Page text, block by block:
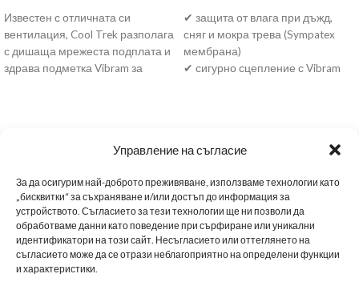
Управление на съгласие
За да осигурим най-доброто преживяване, използваме технологии като
„бисквитки“ за съхраняване и/или достъп до информация за
устройството. Съгласието за тези технологии ще ни позволи да
обработваме данни като поведение при сърфиране или уникални
идентификатори на този сайт. Несъгласието или оттеглянето на
съгласието може да се отрази неблагоприятно на определени функции
и характеристики.
Известен с отличната си
вентилация, Cool Trek разполага
с дишаща мрежеста подплата и
здрава подметка Vibram за
Най-добър за: горещи и сухи
условия, дневни преходи,
умерени пътеки.
✔ защита от влага при дъжд,
сняг и мокра трева (Sympatex
мембрана)
✔ сигурно сцепление с Vibram
✔ бързо и удобно пристягане с
✔ комфорт при продължително
ходене и дълги преходи
Подходящи за лов, планина и
тежки условия над 6–7 часа
МЪЖКИ ОБУВКИДАМСКИ ОБУВКИМАРАТОНКИЗА НАСНОВИНИ